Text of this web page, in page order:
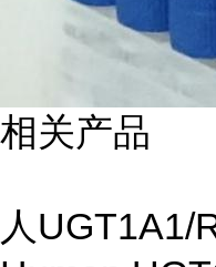
相关产品
人UGT1A1/